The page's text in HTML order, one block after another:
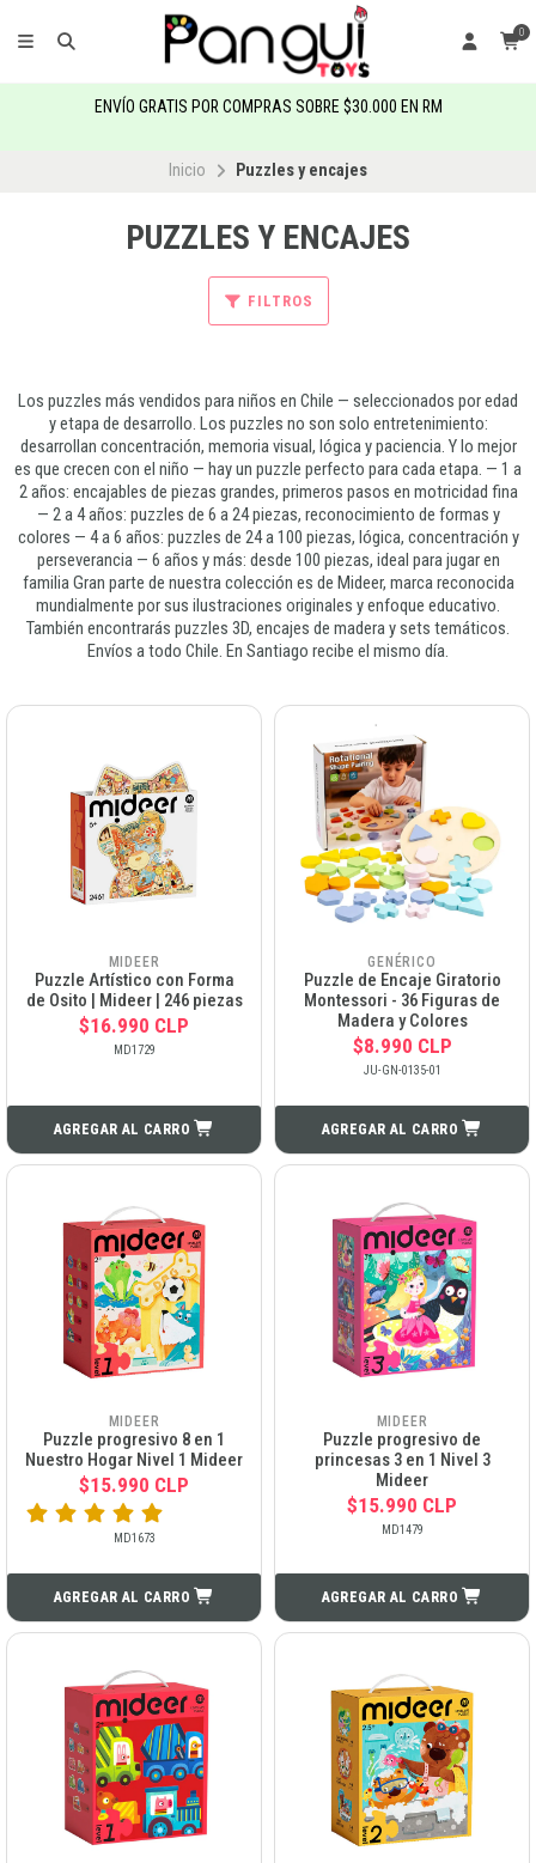
0
ENVÍO GRATIS POR COMPRAS SOBRE $30.000 EN RM
Inicio Puzzles y encajes
PUZZLES Y ENCAJES
FILTROS
Los puzzles más vendidos para niños en Chile — seleccionados por edad
y etapa de desarrollo. Los puzzles no son solo entretenimiento:
desarrollan concentración, memoria visual, lógica y paciencia. Y lo mejor
es que crecen con el niño — hay un puzzle perfecto para cada etapa. — 1 a
2 años: encajables de piezas grandes, primeros pasos en motricidad fina
— 2 a 4 años: puzzles de 6 a 24 piezas, reconocimiento de formas y
colores — 4 a 6 años: puzzles de 24 a 100 piezas, lógica, concentración y
perseverancia — 6 años y más: desde 100 piezas, ideal para jugar en
familia Gran parte de nuestra colección es de Mideer, marca reconocida
mundialmente por sus ilustraciones originales y enfoque educativo.
También encontrarás puzzles 3D, encajes de madera y sets temáticos.
Envíos a todo Chile. En Santiago recibe el mismo día.
MIDEER
Puzzle Artístico con Forma
de Osito | Mideer | 246 piezas
$16.990 CLP
MD1729
AGREGAR AL CARRO
GENÉRICO
Puzzle de Encaje Giratorio
Montessori - 36 Figuras de
Madera y Colores
$8.990 CLP
JU-GN-0135-01
AGREGAR AL CARRO
MIDEER
Puzzle progresivo 8 en 1
Nuestro Hogar Nivel 1 Mideer
$15.990 CLP
MD1673
AGREGAR AL CARRO
MIDEER
Puzzle progresivo de
princesas 3 en 1 Nivel 3
Mideer
$15.990 CLP
MD1479
AGREGAR AL CARRO